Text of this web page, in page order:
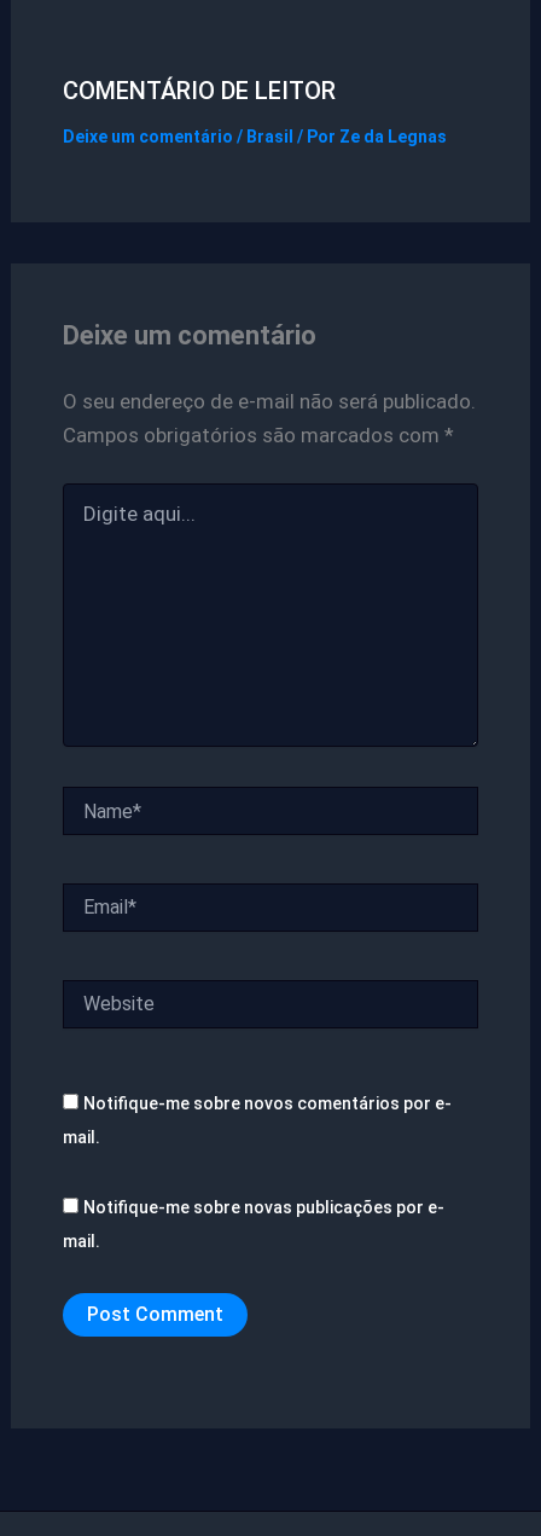
COMENTÁRIO DE LEITOR
Deixe um comentário / Brasil / Por Ze da Legnas
Deixe um comentário
O seu endereço de e-mail não será publicado.
Campos obrigatórios são marcados com *
aqui...
Notifique-me sobre novos comentários por e-
mail.
Notifique-me sobre novas publicações por e-
mail.